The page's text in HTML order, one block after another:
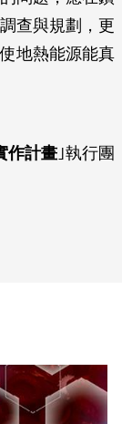
查與規劃，更
地熱能源能真
作計畫 ｣執行團